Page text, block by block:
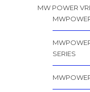
MW POWER
SERIES